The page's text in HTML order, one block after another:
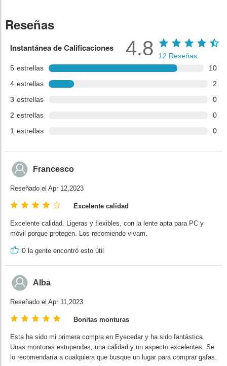
Reseñas
Instantánea de Calificaciones
5 estrellas
10
4 estrellas
2
3 estrellas
0
2 estrellas
0
1 estrellas 0
4.8 12 Reseñas
Francesco
Reseñado el Apr 12,2023
Excelente calidad
Excelente calidad. Ligeras y flexibles, con la lente apta para PC y
móvil porque protegen. Los recomiendo vivam.
0 la gente encontró esto útil
Alba
Reseñado el Apr 11,2023
Bonitas monturas
Esta ha sido mi primera compra en Eyecedar y ha sido fantástica.
Unas monturas estupendas, una calidad y un aspecto excelentes. Se
lo recomendaría a cualquiera que busque un lugar para comprar gafas.